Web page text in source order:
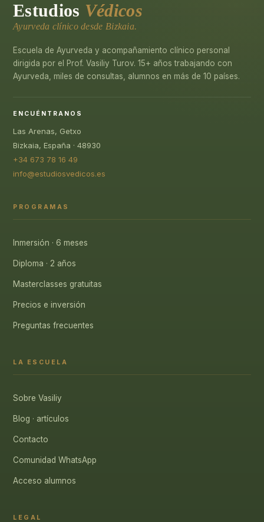
Estudios Védicos
Ayurveda clínico desde Bizkaia.
Escuela de Ayurveda y acompañamiento clínico personal
dirigida por el Prof. Vasiliy Turov. 15+ años trabajando con
Ayurveda, miles de consultas, alumnos en más de 10 países.
ENCUÉNTRANOS
Las Arenas, Getxo
Bizkaia, España · 48930
+34 673 78 16 49
info@estudiosvedicos.es
PROGRAMAS
Inmersión · 6 meses
Diploma · 2 años
Masterclasses gratuitas
Precios e inversión
Preguntas frecuentes
LA ESCUELA
Sobre Vasiliy
Blog · artículos
Contacto
Comunidad WhatsApp
Acceso alumnos
LEGAL